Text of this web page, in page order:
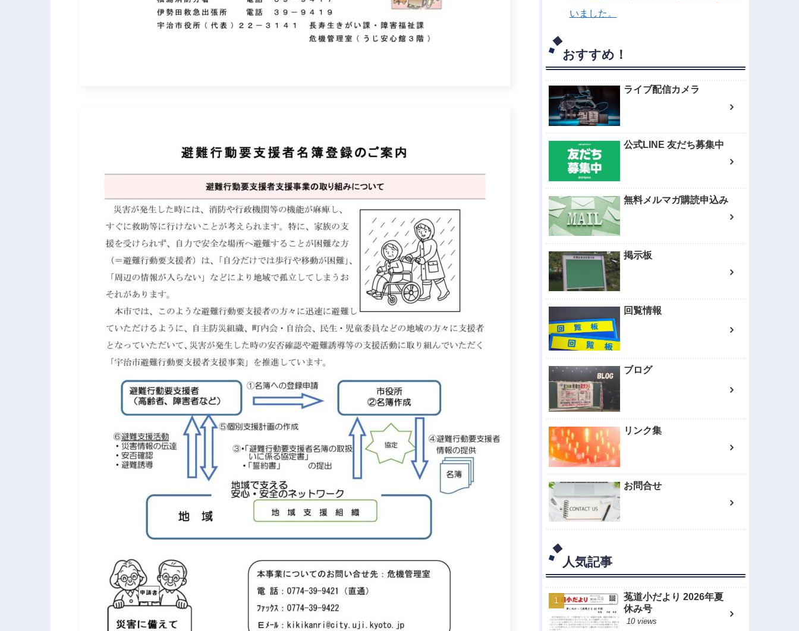
いました。
おすすめ！
ライブ配信カメラ
公式LINE 友だち募集中
無料メルマガ購読申込み
掲示板
回覧情報
ブログ
リンク集
お問合せ
人気記事
菟道小だより 2026年夏
休み号
10 views